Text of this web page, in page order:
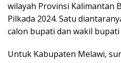
wilayah Provinsi Kalimantan
Pilkada 2024. Satu
calon bupati dan wakil
Untuk Kabupaten Melawi,